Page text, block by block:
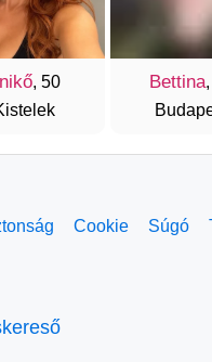
, 50
Bettina
Cookie Súgó